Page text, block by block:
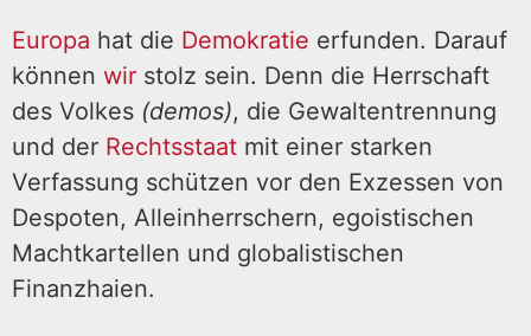
Europa hat die Demokratie erfunden. Darauf
können wir stolz sein. Denn die Herrschaft
des Volkes (demos), die Gewaltentrennung
und der Rechtsstaat mit einer starken
Verfassung schützen vor den Exzessen von
Despoten, Alleinherrschern, egoistischen
Machtkartellen und globalistischen
Finanzhaien.